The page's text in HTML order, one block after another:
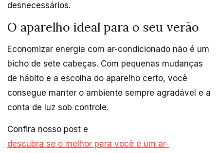
desnecessários.
O aparelho ideal para o seu verão
Economizar energia com ar-condicionado não é um
bicho de sete cabeças. Com pequenas mudanças
de hábito e a escolha do aparelho certo, você
consegue manter o ambiente sempre agradável e a
conta de luz sob controle.
Confira nosso post e
descubra se o melhor para você é um ar-